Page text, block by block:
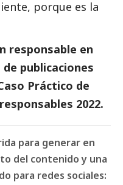
porque es la
responsable en
publicaciones
Práctico de
2022.
para generar en
del contenido y una
para redes sociales: